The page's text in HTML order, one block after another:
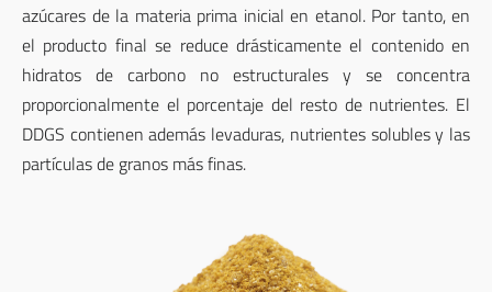
azúcares de la materia prima inicial en etanol. Por tanto, en
el producto final se reduce drásticamente el contenido en
hidratos de carbono no estructurales y se concentra
proporcionalmente el porcentaje del resto de nutrientes. El
DDGS contienen además levaduras, nutrientes solubles y las
partículas de granos más finas.